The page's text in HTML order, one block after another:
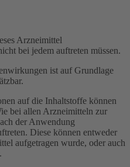
Arzneimittel
bei jedem auftreten müssen.
ist auf Grundlage
auf die Inhaltstoffe können
bei allen Arzneimitteln zur
der Anwendung
Diese können entweder
aufgetragen wurde, oder auch